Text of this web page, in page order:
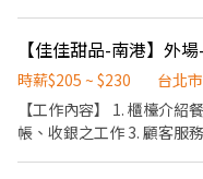
時薪$205 ~ $230
台北
【工作內容】 1. 櫃檯介紹
帳、收銀之工作 3. 顧客服